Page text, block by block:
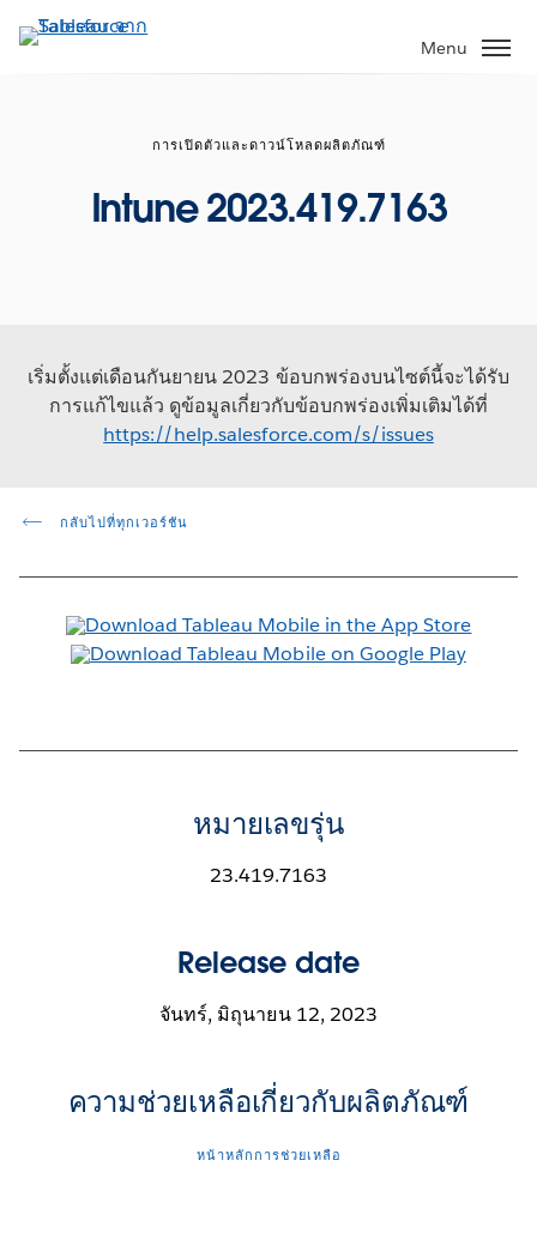
ไป
Menu
การเปิดตัวและดาวน์โหลดผลิตภัณฑ์
Intune 2023.419.7163
เริ่มตั้งแต่เดือนกันยายน 2023 ข้อบกพร่องบนไซต์นี้จะได้รับ
การแก้ไขแล้ว ดูข้อมูลเกี่ยวกับข้อบกพร่องเพิ่มเติมได้ที่
https://help.salesforce.com/s/issues
กลับไปที่ทุกเวอร์ชัน
หมายเลขรุ่น
23.419.7163
Release date
จันทร์, มิถุนายน 12, 2023
ความช่วยเหลือเกี่ยวกับผลิตภัณฑ์
หน้าหลักการช่วยเหลือ